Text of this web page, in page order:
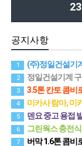
공지사항
1 (주)정일건설기계 쇼
2 정일건설기계 구로 지점을 오픈
3 3.5톤 칸토 콤비로라 임대, 3.5톤 히다치
4 미카사 람마, 미카사 진동로
5 덴요 중고 용접 발전기 DLW-
6 그린웍스 충전식 브로와, 체인톱,
7 버막 1.6톤 콤비로라 BW90AC-5, 2.6톤